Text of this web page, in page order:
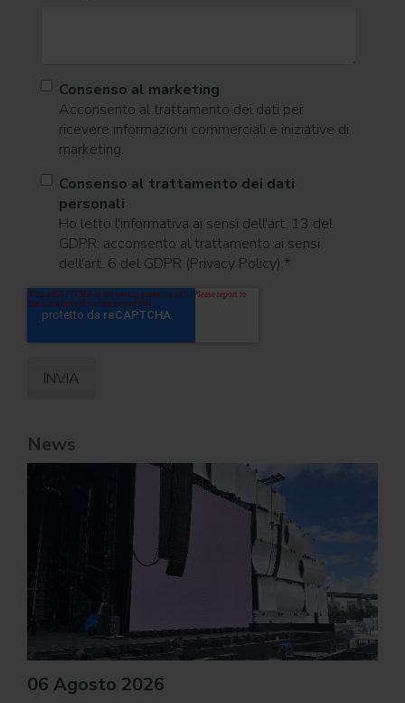
Consenso al marketing
Acconsento al trattamento dei dati per
ricevere informazioni commerciali e iniziative di
marketing.
Consenso al trattamento dei dati
personali
Ho letto l'informativa ai sensi dell'art. 13 del
GDPR; acconsento al trattamento ai sensi
dell'art. 6 del GDPR (Privacy Policy).*
News
06 Agosto 2026